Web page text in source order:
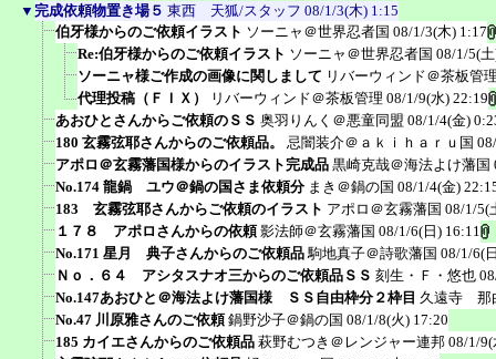
▼ 完成依頼物置き場５ 東西 天狐/スタッフ 08/1/3(木) 1:15
伯牙様からのご依頼イラスト ソーニャ＠世界忍者国 08/1/3(木) 1:17
Re:伯牙様からのご依頼イラスト ソーニャ＠世界忍者国 08/1/5(
ソーニャ様ご作成の画像に関しまして リバーウィンド＠茶板管
代理投稿（ＦＩＸ）
リバーウィンド＠茶板管理 08/1/9(水) 22:19
あおひとさんからご依頼のＳＳ 奥羽りんく＠悪童同盟 08/1/4(金)
180 玄霧弦耶さんからのご依頼品。
忌闇装介＠ａｋｉｈａｒｕ国
アポロ＠玄霧藩国様からのイラスト完成品 黒崎克哉＠海法よけ藩国
No.174 龍鍋 ユウ＠鍋の国さま依頼分 まき＠鍋の国 08/1/4(金)
183 玄霧弦耶さんからご依頼のイラスト アポロ＠玄霧藩国 08/1/5(
１７８ アポロさんからの依頼 影法師＠玄霧藩国 08/1/6(日) 16:11
No.171 星月 典子さんからのご依頼品 駒地真子＠詩歌藩国 08/1/6(
Ｎｏ．６４ アシタスナオ三からのご依頼品ＳＳ 刻生・Ｆ・悠也
No.147あおひと＠海法よけ藩国様 ＳＳ自由枠分２枠目 久遠寺 那
No.47 川原雅さんのご依頼 鍋野沙子＠鍋の国 08/1/8(火) 17:20
185 カイエさんからのご依頼品 萩野むつき＠レンジャー連邦 08/1/9(